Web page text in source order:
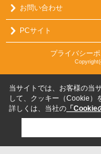
お問い合わせ
PCサイト
プライバシー
当サイトでは、お客様の当
して、クッキー（Cookie）
詳しくは、当社の 「Cookie